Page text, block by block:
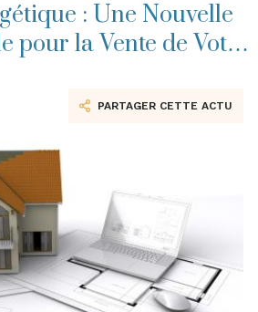
: Une Nouvelle
pour la Vente de Votre
PARTAGER CETTE ACTU